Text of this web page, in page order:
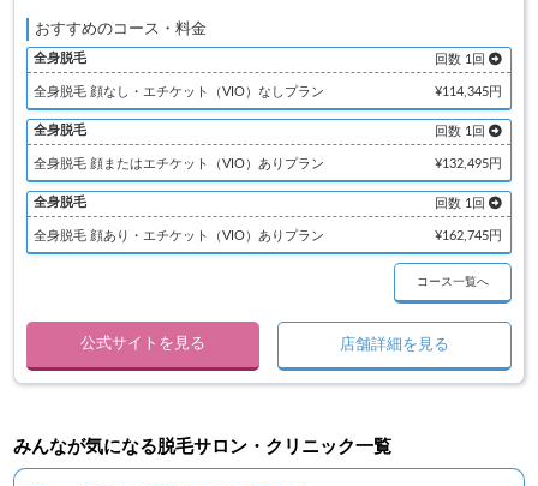
おすすめのコース・料金
全身脱毛 回数 1回
全身脱毛 顔なし・エチケット（VIO）なしプラン ¥114,345円
全身脱毛 回数 1回
全身脱毛 顔またはエチケット（VIO）ありプラン ¥132,495円
全身脱毛 回数 1回
全身脱毛 顔あり・エチケット（VIO）ありプラン ¥162,745円
コース一覧へ
公式サイトを見る 店舗詳細を見る
みんなが気になる脱毛サロン・クリニック一覧